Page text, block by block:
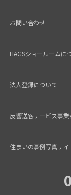
お問い合わせ
HAGSショールームに
法人登録について
反響送客サービス事業
住まいの事例写真サイ